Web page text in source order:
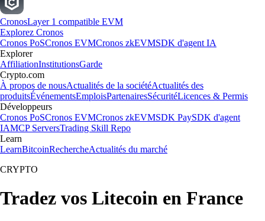
CronosLayer 1 compatible EVM
Explorez Cronos
Cronos PoSCronos EVMCronos zkEVMSDK d'agent IA
Explorer
AffiliationInstitutionsGarde
Crypto.com
À propos de nousActualités de la sociétéActualités des
produitsÉvénementsEmploisPartenairesSécuritéLicences & Permis
Développeurs
Cronos PoSCronos EVMCronos zkEVMSDK PaySDK d'agent
IAMCP ServersTrading Skill Repo
Learn
LearnBitcoinRechercheActualités du marché
CRYPTO
Tradez vos Litecoin en France